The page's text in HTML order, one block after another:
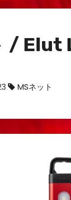
/ Elut
MSネット